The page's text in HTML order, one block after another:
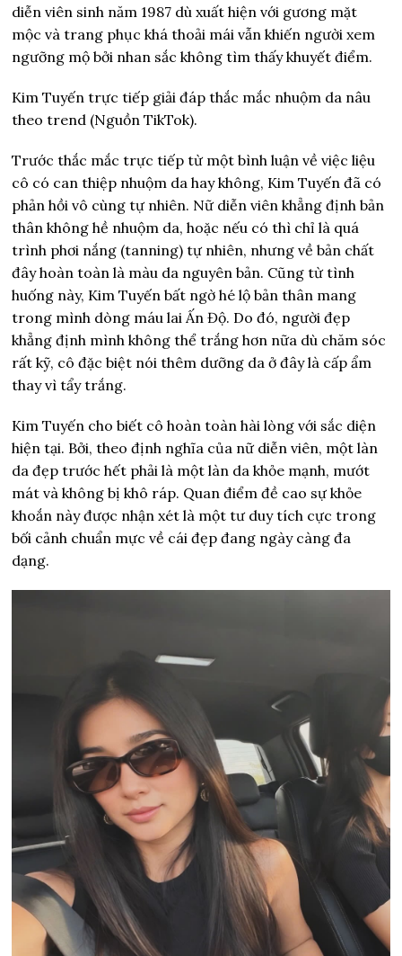
diễn viên sinh năm 1987 dù xuất hiện với gương mặt
mộc và trang phục khá thoải mái vẫn khiến người xem
ngưỡng mộ bởi nhan sắc không tìm thấy khuyết điểm.
Kim Tuyến trực tiếp giải đáp thắc mắc nhuộm da nâu
theo trend (Nguồn TikTok).
Trước thắc mắc trực tiếp từ một bình luận về việc liệu
cô có can thiệp nhuộm da hay không, Kim Tuyến đã có
phản hồi vô cùng tự nhiên. Nữ diễn viên khẳng định bản
thân không hề nhuộm da, hoặc nếu có thì chỉ là quá
trình phơi nắng (tanning) tự nhiên, nhưng về bản chất
đây hoàn toàn là màu da nguyên bản. Cũng từ tình
huống này, Kim Tuyến bất ngờ hé lộ bản thân mang
trong mình dòng máu lai Ấn Độ. Do đó, người đẹp
khẳng định mình không thể trắng hơn nữa dù chăm sóc
rất kỹ, cô đặc biệt nói thêm dưỡng da ở đây là cấp ẩm
thay vì tẩy trắng.
Kim Tuyến cho biết cô hoàn toàn hài lòng với sắc diện
hiện tại. Bởi, theo định nghĩa của nữ diễn viên, một làn
da đẹp trước hết phải là một làn da khỏe mạnh, mướt
mát và không bị khô ráp. Quan điểm đề cao sự khỏe
khoắn này được nhận xét là một tư duy tích cực trong
bối cảnh chuẩn mực về cái đẹp đang ngày càng đa
dạng.